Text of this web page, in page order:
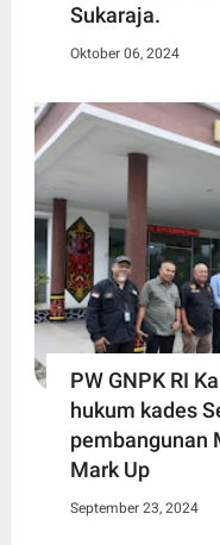
Sukaraja.
Oktober 06, 2024
PW GNPK RI
hukum kades
pembangunan
Mark Up
September 23, 2024